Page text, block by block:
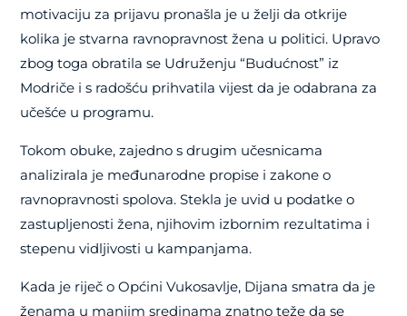
motivaciju za prijavu pronašla je u želji da otkrije
kolika je stvarna ravnopravnost žena u politici. Upravo
zbog toga obratila se Udruženju “Budućnost” iz
Modriče i s radošću prihvatila vijest da je odabrana za
učešće u programu.
Tokom obuke, zajedno s drugim učesnicama
analizirala je međunarodne propise i zakone o
ravnopravnosti spolova. Stekla je uvid u podatke o
zastupljenosti žena, njihovim izbornim rezultatima i
stepenu vidljivosti u kampanjama.
Kada je riječ o Općini Vukosavlje, Dijana smatra da je
ženama u manjim sredinama znatno teže da se